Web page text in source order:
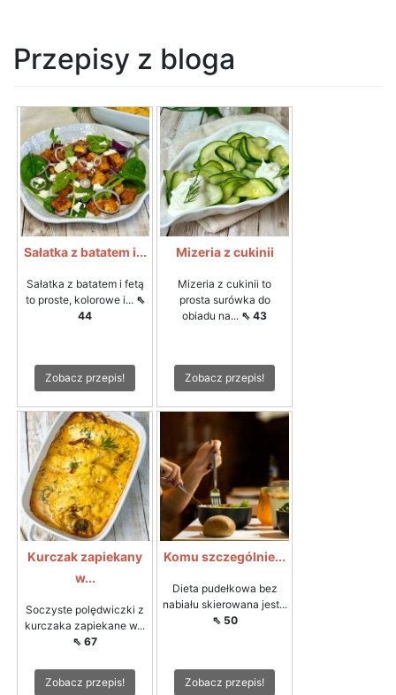
Przepisy z bloga
Sałatka z batatem i...
Sałatka z batatem i fetą
to proste, kolorowe i... ⇖
44
Zobacz przepis!
Mizeria z cukinii
Mizeria z cukinii to
prosta surówka do
obiadu na... ⇖ 43
Zobacz przepis!
Kurczak zapiekany
w...
Soczyste polędwiczki z
kurczaka zapiekane w...
⇖ 67
Zobacz przepis!
Komu szczególnie...
Dieta pudełkowa bez
nabiału skierowana jest...
⇖ 50
Zobacz przepis!